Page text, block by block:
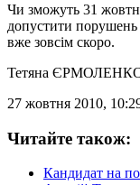
Чи зможуть 31
допустити
вже зовсім скоро.
Тетяна
27 жовтня 2010,
Читайте також:
Кандидат на